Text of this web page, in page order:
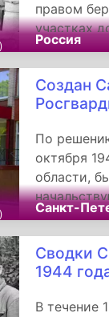
правом
участках
заняли
Россия
Создан
По
октября
области,
основания
войск
Санкт-
Сводки
1944
В течение